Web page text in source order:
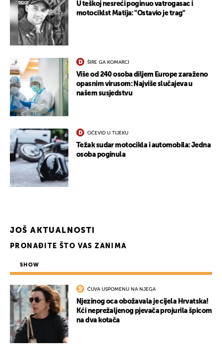
U teškoj nesreći poginuo vatrogasac i
motociklst Matija: "Ostavio je trag"
ŠIRE GA KOMARCI
Više od 240 osoba diljem Europe zaraženo
opasnim virusom: Najviše slučajeva u
našem susjedstvu
OČEVID U TIJEKU
Težak sudar motocikla i automobila: Jedna
osoba poginula
JOŠ AKTUALNOSTI
PRONAĐITE ŠTO VAS ZANIMA
SHOW
ČUVA USPOMENU NA NJEGA
Njezinog oca obožavala je cijela Hrvatska!
Kći neprežaljenog pjevača projurila špicom
na dva kotača